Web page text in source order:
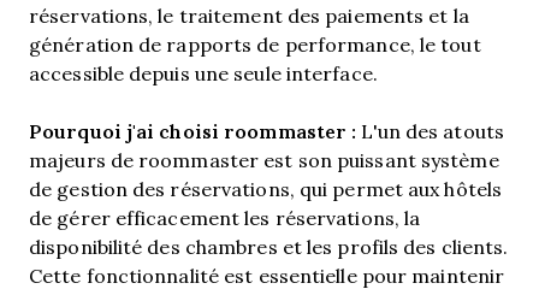
réservations, le traitement des paiements et la
génération de rapports de performance, le tout
accessible depuis une seule interface.
Pourquoi j'ai choisi roommaster : L'un des atouts
majeurs de roommaster est son puissant système
de gestion des réservations, qui permet aux hôtels
de gérer efficacement les réservations, la
disponibilité des chambres et les profils des clients.
Cette fonctionnalité est essentielle pour maintenir